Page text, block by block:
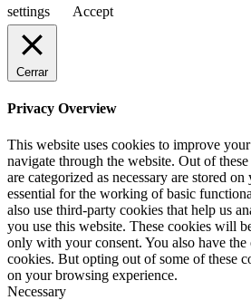
settings
Accept
Cerrar
Privacy Overview
This website uses cookies to improve
navigate through the website. Out of
are categorized as necessary are stored
essential for the working of basic
also use third-party cookies that help us
you use this website. These cookies will
only with your consent. You also have
cookies. But opting out of some of these
on your browsing experience.
Necessary